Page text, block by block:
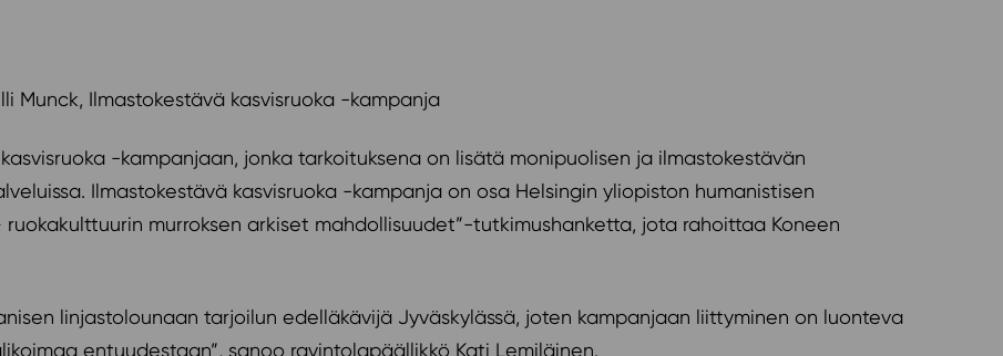
Munck, Ilmastokestävä kasvisruoka -kampanja
-kampanjaan, jonka tarkoituksena on lisätä monipuolisen ja ilmastokestävän
Ilmastokestävä kasvisruoka -kampanja on osa Helsingin yliopiston humanistisen
murroksen arkiset mahdollisuudet”-tutkimushanketta, jota rahoittaa Koneen
linjastolounaan tarjoilun edelläkävijä Jyväskylässä, joten kampanjaan liittyminen on luonteva
entuudestaan”, sanoo ravintolapäällikkö Kati Lemiläinen.